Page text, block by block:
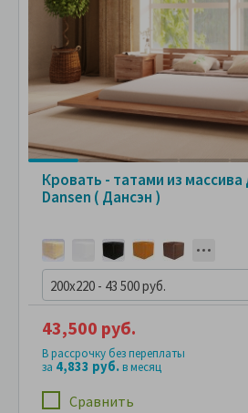
Кровать - татами из массива
Dansen ( Дансэн )
200x220 - 43 500 руб.
Сравнить
43,500 руб.
В рассрочку без переплаты
за 4,833 руб.в месяц